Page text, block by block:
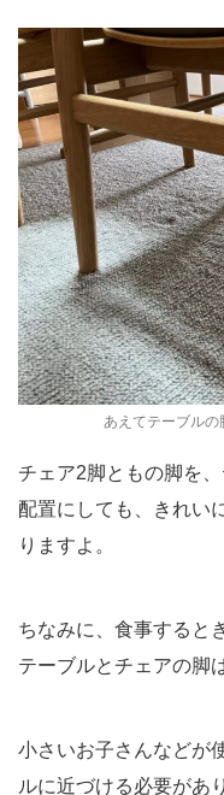
あえてテーブルの
チェア2脚ともの脚を
配置にしても、きれい
りますよ。
ちなみに、食事すると
テーブルとチェアの脚
小さいお子さんなどが
ルに近づける必要があ